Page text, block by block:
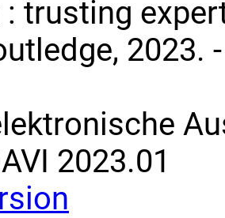
: trusting
2023.
2023.01